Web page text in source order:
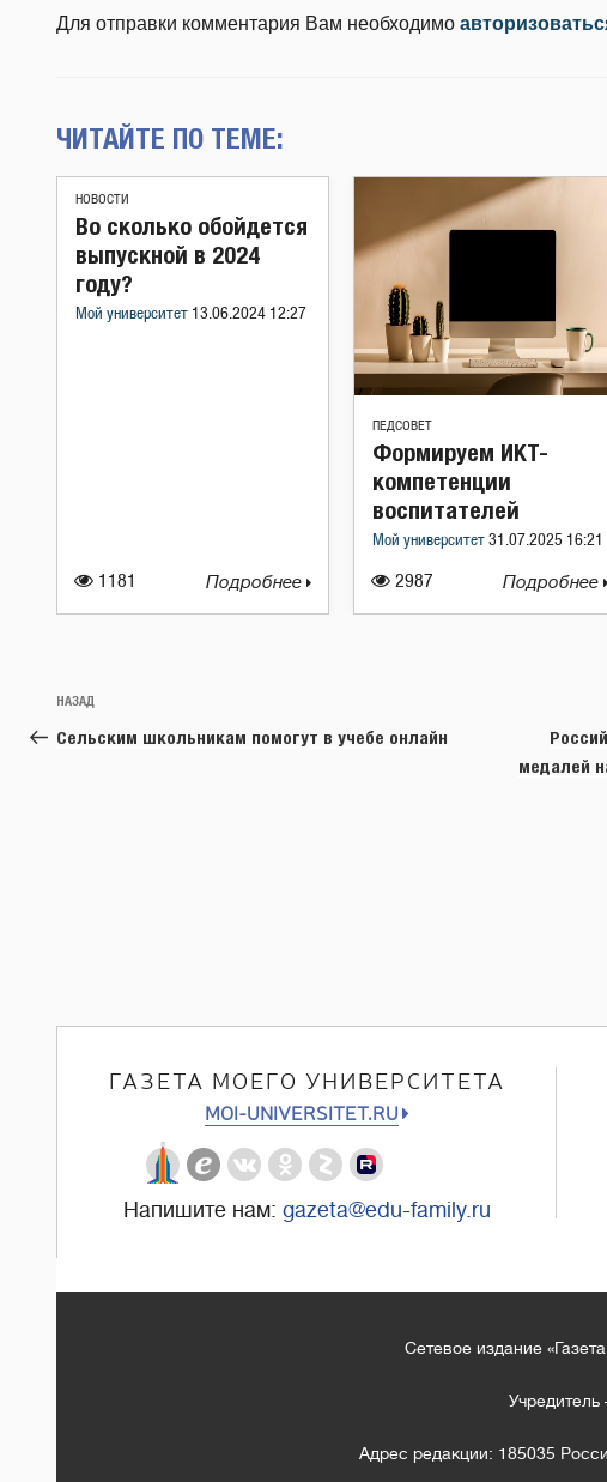
Для отправки комментария Вам необходимо
ЧИТАЙТЕ ПО ТЕМЕ:
НОВОСТИ
1181
Во сколько обойдется
выпускной в 2024
году?
Мой университет 13.06.2024 12:27
Подробнее
ПЕДСОВЕТ
2987
Формируем ИКТ-
компетенции
воспитателей
Мой университет 31.07.2025 16:21
Подробнее
Навигация
по
Предыдущая
запись:
НАЗАД
Сельским школьникам помогут в учебе онлайн
медалей
ГАЗЕТА МОЕГО УНИВЕРСИТЕТА
MOI-UNIVERSITET.RU
Напишите нам: gazeta@edu-family.ru
Сетевое издание
Адрес редакции: 185035